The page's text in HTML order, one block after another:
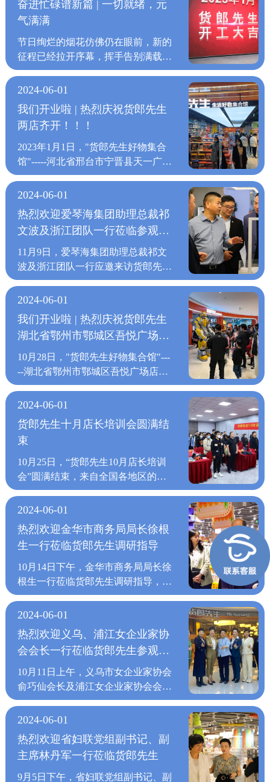
费场景的孵化器、生活美学的策展
地。这个五一，让我们跟随货郎先生
的足迹，穿越五城烟火，共赴一场文
化与商业的“双向奔赴”！广州新塘万
达店岭南烟火，潮涌品质生活4月29
日，货郎先生新塘万达店作为在广州
开设的首家门店。以“好生活，真不
贵”的诚挚初心，在广州这片繁华商
圈中强势登场，为这片充满活力的商
即将为广州消费者带来前所未有的品
质生活新体验。新塘万达店作为广州
首店，将以品质为纽带、以体验为桥
梁，与行业伙伴携手共拓广州市场，
深度挖掘本土消费潜力，同时共拓价
值新空间，共绘商业新图景。福建晋
江吾悦店活力商圈，点亮品质生活5
月1日，货郎先生晋江吾悦店正式启
航。晋江吾悦广场作为城市商业核
心，人气旺盛。货郎先生凭借1.6万
种自主品牌商品，涵盖家居、日用、
求。开业现场，顾客穿梭于货架间，
精心挑选心仪好物。在这里，货郎先
生以贴心服务和优质商品，为晋江市
民点亮品质生活的美好图景。展望未
务，持续为晋江的品质生活注入活
力。余姚众安店繁华地标，邂逅生活
之美五一当日，货郎先生余姚众安店
开门纳客。余姚众安店依托商场的高
端定位，吸引着众多追求生活品质的
消费者。店内，从简约实用的厨房用
具，到创意十足的收纳神器，每一件
商品都在诠释“生活艺术化”的理念。
开业现场，顾客们沉浸式感受着货郎
先生带来的品质好物，在购物中邂逅
众安店能深耕高端生活需求，以更多
精致好物与创新服务，成为余姚品质
生活的标杆之所。咸阳丽彩店古都新
韵，演绎实用美学咸阳丽彩店也于五
一迎来开业盛典。在这座历史悠久的
城市，货郎先生将现代实用美学融入
其中。新店以严格品控筛选的优质商
品，为咸阳消费者带来兼具功能性与
设计感的生活百货。开业现场，人潮
涌动，顾客们被货郎先生丰富多样的
商品所吸引，在这里，实用与美学完
相信未来，货郎先生咸阳丽彩店会持
续探索传统与现代的交融，以更多特
色商品和服务，为古都的烟火生活增
个性化、品质化的需求，通过强大的
供应链整合能力，数百款的产品矩
阵，强大的爆款体系，保持队形，紧
跟百货零售业态的发展步伐，将再次
而来的加盟商表示我们的热烈欢迎，
也让每一位客户都感受到了货郎先生
的热情和诚意，并且宣布2023年货郎
先生春夏新品发布会正式开始啦！货
郎先生始终围绕供应链建设和深度打
造，整合全球小商品的制造源头，为
消费者提供极具性价比的商品和优质
服务的“生活好物集合馆”。门店遍布
全国27个省市1000余家，其中购物中
心连锁门店100余家,持续每年新开连
场、宝龙广场等知名地产品牌达成战
略合作，已叩开中高端ShoppingMall
市场，并正式走向全球。加盟运营中
心总监孙盼为现场的加盟商们讲述了
他们的运营服务体系，为新加盟商提
供全面的指导和支持，还为加盟商提
供各类业务咨询和培训，帮助他们更
好地经营和管理店铺，加盟运营中心
始终遵循着运营服务三部曲。讲-培
训-公司讲师；做-实践-门店店长；
收-督导-运营督导。品牌运营中心运
述了一个好的促销方案出台后，活动
就成功了一半或者为0。货郎先生将
持续为门店提供24场营销活动方案，
每月2场，覆盖各个节日点，为门店
达到最高的效果。所以李经理为门店
提供37条执行活动相关问题，让门店
有方法、有方式，更好地去执行营销
活动，提升门店业绩。供应链采购中
心总监周春介绍了我们公司的最新产
品，春夏新品发布会上，详细介绍了
产品的功能、特点和优势，并展示了
产品的外观和使用效果。加盟商们对
我们的新品也都表现出了极大的兴趣
和好评，预计将会有很多订单的产
发们在现场展示了产品的外观、功能
和使用方法等方面的细节。参加发布
会的加盟商们可以亲自体验产品，深
入了解其特点和价值。开发们还详细
解释了产品的设计理念和技术特点，
让加盟商们更好地理解产品的背后故
事和开发过程。在接下来的2023年
里，货郎先生将继续加大对新品的推
奋进忙碌谱新篇 | 一切就绪，元
气满满
节日绚烂的烟花仿佛仍在眼前，新的
征程已经拉开序幕，挥手告别满载收
获的一年,充满生机的一年即将迎春
而来。 2023年1月29日正月初八，是
天。在度过了一个幸福祥和的春节假
期后，相信每个人都将以更加饱满的
热情投入到工作中，为实现新一年的
目标，齐心协力，奋勇向前！ 过去
郎先生全体上下攻坚克难，在应对挑
战中前行，在克服困难中推进，在化
解危机中发展，团队建设卓有成效，
经营管理不断深化，企业文化、专业
培训等各个方面不断优化，取得了长
足发展。春节假期以来，各地门店营
业成果丰硕，未来发展势头强劲，货
郎先生全体上下更是呈现出强势发
展，和团队和谐稳定的整体局面，团
队的信心指数不断提高，为货郎先生
货郎先生董事长及供应链总经理等领
导上台向全体员工送上新春祝福和新
年寄语，也强调了在做好新年各项工
作计划，努力完成各项目标任务时，
也要推动整体工作再上台阶，更要加
强自身理论知识的学习和交流，为团
队和个人的未来发展奠定良好的基
础，以更加饱满的热情、更加扎实的
作风、更加得力的执行力，全身心地
投入工作中，为完成新的一年的各项
工作开好头、起好步！ 新的一年已
心，以抖擞的精神和饱满的状态投入
工作和事业的拼搏中。2023年是经济
回升的关键之年，也将是货郎先生发
展的另一转轨之年。在货郎先生各部
进向前！ 展望未来，任重道远，我
们信心百倍，在实现“新起点、新目
标、新发展”的征程上，货郎先生将
以昂扬的斗志和必胜的信念，开拓更
加光明的未来！
2024-06-01
我们开业啦 | 热烈庆祝货郎先生
两店齐开！！！
2023年1月1日，"货郎先生好物集合
馆"-----河北省邢台市宁晋县天一广场
店，浙江省宁波市镇海区吾悦广场店
迎来盛大开业。 自货郎先生成立以
郎先生”以“精挑全球好货，打造优悦
生活”的品牌主张，根据国内日常百
货消费需求，形成家庭刚需百货体
系，打入各个年龄阶段消费者的消费
潮。 无论货郎先生开在哪里，一直
不变的是“货郎先生”对品牌实力和高
效供应链的打造，以品质生活为品牌
核心价值，将创意商品和时尚文化融
为一体，打造全新的一站式生活购物
中心，让消费者进店不只是选购商
品，更能享受匆忙生活中的幸福购物
体验。 货郎先生门店的入驻，不断
地为已经战略合作的各大商业地产品
牌带来购物人潮，人潮与好货的结
让货郎先生的入驻与知名商业地产品
牌实现双赢。 上万种商品，满足消
费者的各类购物需求，打破传统零售
模式，上千家优质工厂精挑优质好
货，减少中间流通环节，专供货郎先
生门店，确保商品质量的同时，保证
价格实惠。 肩负“打造百货零售行业
领军品牌”的重任，“货郎先生"一直
在成长、创新；"成长"饱含着全体家
人汗水，"创新"是货郎先生品牌与生
俱来的基因；走向世界，是我们共同
拓百货零售新前程。
2024-06-01
热烈欢迎爱琴海集团助理总裁祁
文波及浙江团队一行莅临参观调
研
11月9日，爱琴海集团助理总裁祁文
波及浙江团队一行应邀来访货郎先生
参观考察，并由货郎先生董事长周建
桥先生带参观了货郎先生展厅及直播
桥先生向祁总一行从各个方面介绍了
货郎先生的发展情况，货郎先生“精
挑全球好货，打造优悦生活”的使
命，“客户第一，服务至上”的经营理
阶段货郎先生将继续努力，进一步壮
大公司规模。 祁总一行对货郎先生
的线上运营模式表示惊叹，同时对货
郎先生的互联网在当前市场的作用和
看法等理念表示赞同。周建桥先生表
示。互联网市场日新月异，要不断调
整传统线下经营模式，以线上线下结
合模式来顺应市场需求，更要以互联
网的战略眼光看待互联网运营模式，
跟上新兴市场发展的步伐，善用互联
整个参观交流过程非常融洽，祁总一
行对货郎先生表现出很大的兴趣，双
方在沟通时也发现，在对市场发展的
看法、产品的理解、对服务的重视等
方面，爱琴海集团与货郎先生有很多
不谋而合之处，这也为双方加强进一
步合作夯实了基础。 祁总表示此次
参观访问受益匪浅，希望此次考察
后，爱琴海集团和货郎先生能够建立
长期的战略合作关系，并与周建桥先
生及相关人员在项目合作的具体内容
挥各自优势，实现深度合作与共同发
展。
2024-06-01
我们开业啦 | 热烈庆祝货郎先生
湖北省鄂州市鄂城区吾悦广场店
盛大开业
10月28日，"货郎先生好物集合馆"---
--湖北省鄂州市鄂城区吾悦广场店迎
来盛大开业。 自2020年货郎先生定
下“三年千店”计划以来，每个月开业
挑全球好货，打造优悦生活”的品牌
主张，根据国内日常百货消费需求，
形成家庭刚需百货体系，打入各个年
龄阶段消费者的消费心理。由此，货
开在哪里，一直不变的是“货郎先
生”对品牌实力和高效供应链的打
造，以品质生活为品牌核心价值，将
创意商品和时尚文化融为一体，打造
全新的一站式生活购物中心，让消费
者进店不只是选购商品，更能享受匆
忙生活中的幸福购物体验。 货郎先
生门店的入驻，不断地为已经战略合
作的各大商业地产品牌带来购物人
潮，人潮与好货的结合，不断刺激着
驻与知名商业地产品牌实现双赢。
上万种商品，满足消费者的各类购
物需求，打破传统零售模式，上千家
优质工厂精挑优质好货，减少中间流
通环节，专供货郎先生门店，确保商
品质量的同时，保证价格实惠。 肩
负“打造百货零售行业领军品牌”的重
任，“货郎先生"一直在成长、创
2024-06-01
货郎先生十月店长培训会圆满结
束
10月25日，“货郎先生10月店长培训
会”圆满结束，来自全国各地区的几
十位店长齐聚一堂，接受货郎先生总
部商学院精心准备的包括商品管理基
新，门店商品运营等多方面的综合培
训课程，为打造优势化门店，有效促
进门店销售的发展、品牌影响力的提
升和服务品质的升级，打下坚实的基
门店经营管理、商品管理等多维度进
行讲解，并分享了多年来的经营管理
经验，带领来自全国各地的店长们一
同探索门店经营管理之道！ 本次培
训会为期两天，由货郎先生商学院讲
师和相关部门负责人，为店长们讲解
门店营销、商品管理等技巧，提升一
线员工的营销能力；商品管理中心经
理杨海娇，为店长们讲述货郎先生的
商品管理知识，对货郎先生的运营逻
2024-06-01
热烈欢迎金华市商务局局长徐根
生一行莅临货郎先生调研指导
10月14日下午，金华市商务局局长徐
根生一行莅临货郎先生调研指导，货
郎先生副总经理吴丽娟女士热情接待
并陪同参观。 在吴丽娟女士的带领
储物流中心、沉浸式情景展厅、直播
教研实训基地等区域。同时介绍到，
目前货郎先生的线下门店已覆盖全国
27个省市，开业门店已经超过800
十年以上的占50%。徐局长一行领导
认真听取并就相关内容进行了提问和
探讨，并对货郎先生在疫情期间能够
2024-06-01
热烈欢迎义乌、浦江女企业家协
会会长一行莅临货郎先生参观指
导
10月11日上午，义乌市女企业家协会
俞巧仙会长及浦江女企业家协会会长
杨春肖一行莅临货郎先生参观指导，
由货郎先生副总经理吴丽娟女士全程
士向俞会长、杨会长一行详细介绍了
货郎先生的创业创新发展路程，以及
经营理念和运营模式等。吴丽娟女士
2024-06-01
热烈欢迎省妇联党组副书记、副
主席林丹军一行莅临货郎先生
9月5日下午，省妇联党组副书记、副